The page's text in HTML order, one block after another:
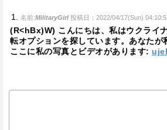
名前:MilitaryGirl 投稿日：2022/04/17(Sun)
(R<hBx)W) こんにちは、私はウクライ
転オプションを探しています。あなたが
ここに私の写真とビデオがあります: